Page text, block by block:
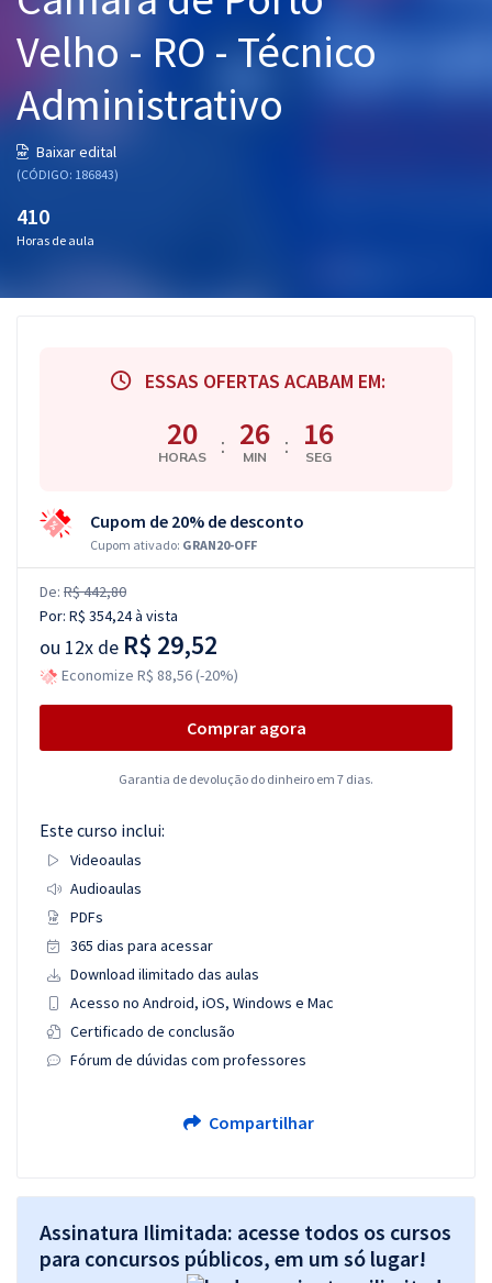
Graduação
OAB
Mentorias
Questões grátis
Velho - RO - Técnico
Administrativo
Baixar edital
(CÓDIGO: 186843)
410
Horas de aula
ESSAS OFERTAS ACABAM EM:
20
HORAS : 26
MIN : 15
SEG
Cupom de 20% de desconto
Cupom ativado: GRAN20-OFF
De: R$ 442,80
Por: R$ 354,24à vista
ou 12x de R$ 29,52
Economize R$ 88,56 (-20%)
Comprar agora
Garantia de devolução do dinheiro em 7 dias.
Este curso inclui:
Videoaulas
Audioaulas
PDFs
365 dias para acessar
Download ilimitado das aulas
Acesso no Android, iOS, Windows e Mac
Certificado de conclusão
Fórum de dúvidas com professores
Compartilhar
Assinatura Ilimitada: acesse todos os cursos
para concursos públicos, em um só lugar!